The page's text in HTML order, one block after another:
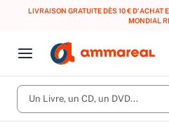
LIVRAISON GRATUITE DÈS 10 € D'ACHAT
MONDIAL
Open menu
Fermer le menu
CD d'occasion
Produits Catégories
Un Livre, un CD, un DVD...